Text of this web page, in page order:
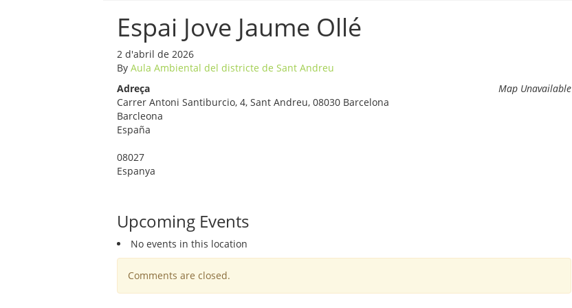
Espai Jove Jaume Ollé
2 d'abril de 2026
By Aula Ambiental del districte de Sant Andreu
Map Unavailable
Adreça
Carrer Antoni Santiburcio, 4, Sant Andreu, 08030 Barcelona
Barcleona
España
08027
Espanya
Upcoming Events
No events in this location
Comments are closed.